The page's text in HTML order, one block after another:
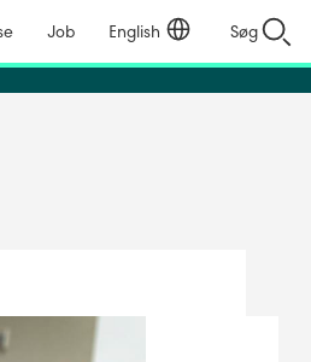
Job English Søg